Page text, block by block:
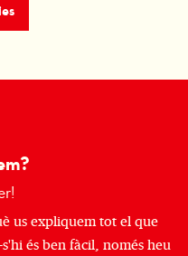
us expliquem tot el que
és ben fàcil, només heu